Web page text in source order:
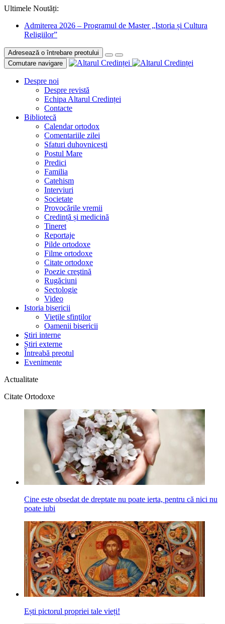
Ultimele Noutăți:
Admiterea 2026 – Programul de Master „Istoria și Cultura
Religiilor”
Adresează o întrebare preotului
Comutare navigare
Despre noi
Despre revistă
Echipa Altarul Credinței
Contacte
Bibliotecă
Calendar ortodox
Comentariile zilei
Sfaturi duhovnicești
Postul Mare
Predici
Familia
Catehism
Interviuri
Societate
Provocările vremii
Credință și medicină
Tineret
Reportaje
Pilde ortodoxe
Filme ortodoxe
Citate ortodoxe
Poezie creştină
Rugăciuni
Sectologie
Video
Istoria bisericii
Vieţile sfinţilor
Oamenii bisericii
Ştiri interne
Știri externe
Întreabă preotul
Evenimente
Actualitate
Citate Ortodoxe
Cine este obsedat de dreptate nu poate ierta, pentru că nici nu
poate iubi
Ești pictorul propriei tale vieți!